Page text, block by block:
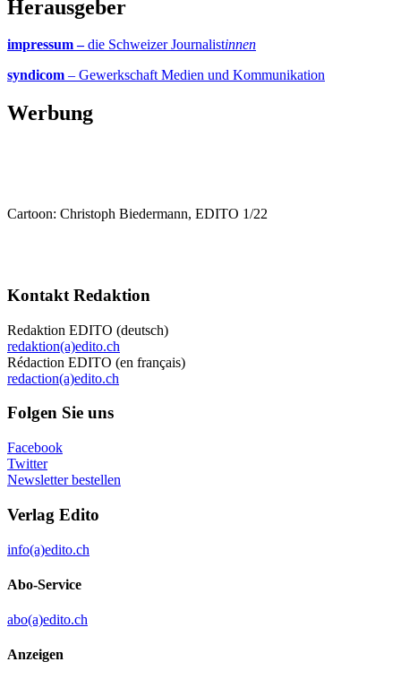
Herausgeber
impressum –die Schweizer Journalistinnen
syndicom – Gewerkschaft Medien und Kommunikation
Werbung
Cartoon: Christoph Biedermann, EDITO 1/22
Kontakt Redaktion
Redaktion EDITO (deutsch)
redaktion(a)edito.ch
Rédaction EDITO (en français)
redaction(a)edito.ch
Folgen Sie uns
Facebook
Twitter
Newsletter bestellen
Verlag Edito
info(a)edito.ch
Abo-Service
abo(a)edito.ch
Anzeigen